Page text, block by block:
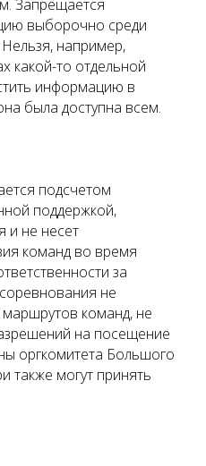
Запрещается
выборочно среди
Нельзя, например,
какой-то отдельной
информацию в
была доступна всем.
подсчетом
поддержкой,
и не несет
команд во время
за
не
команд, не
на посещение
оргкомитета Большого
также могут принять